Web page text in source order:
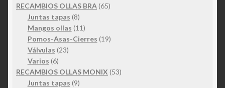
RECAMBIOS OLLAS BRA 6565
Juntas tapas 88
productos
Mangos ollas 1111
productos
Pomos-Asas-Cierres 1919
Válvulas 2323
Varios 66
productos
RECAMBIOS OLLAS MONIX 5353
Juntas tapas 99